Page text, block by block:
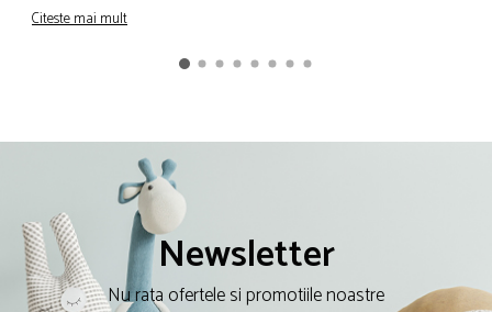
Citeste mai mult
Newsletter
Nu rata ofertele si promotiile noastre